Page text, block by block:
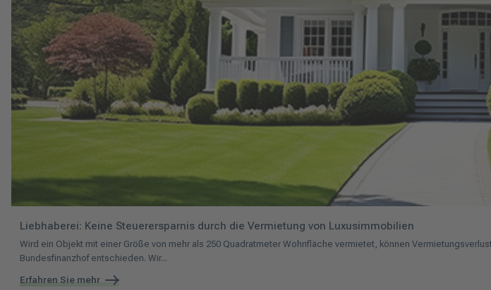
Liebhaberei: Keine Steuerersparnis durch die Vermietung von Luxusimmobilien
Wird ein Objekt mit einer Größe von mehr als 250 Quadratmeter Wohnfläche vermietet, können
Bundesfinanzhof entschieden. Wir...
Erfahren Sie mehr